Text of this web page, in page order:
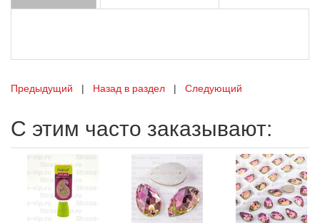
Предыдущий | Назад в раздел | Следующий
С этим часто заказывают: